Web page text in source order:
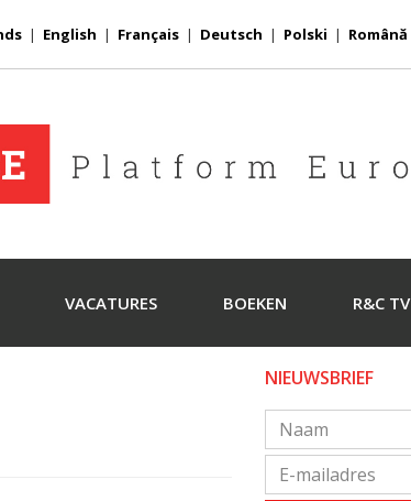
| English | Français | Deutsch | Polski | Română
VACATURES BOEKEN R&C TV
NIEUWSBRIEF